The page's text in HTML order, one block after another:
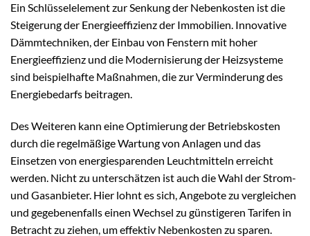
Ein Schlüsselelement zur Senkung der Nebenkosten ist die
Steigerung der Energieeffizienz der Immobilien. Innovative
Dämmtechniken, der Einbau von Fenstern mit hoher
Energieeffizienz und die Modernisierung der Heizsysteme
sind beispielhafte Maßnahmen, die zur Verminderung des
Energiebedarfs beitragen.
Des Weiteren kann eine Optimierung der Betriebskosten
durch die regelmäßige Wartung von Anlagen und das
Einsetzen von energiesparenden Leuchtmitteln erreicht
werden. Nicht zu unterschätzen ist auch die Wahl der Strom-
und Gasanbieter. Hier lohnt es sich, Angebote zu vergleichen
und gegebenenfalls einen Wechsel zu günstigeren Tarifen in
Betracht zu ziehen, um effektiv Nebenkosten zu sparen.